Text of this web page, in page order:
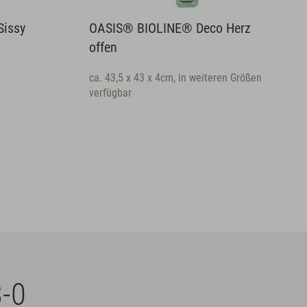
Deco Herz
in weiteren Größen
OASIS® BIOLINE®
0